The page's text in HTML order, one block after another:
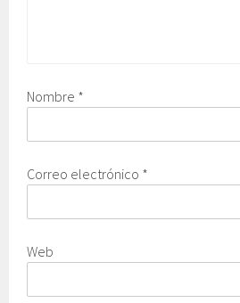
Nombre *
Correo electrónico *
Web